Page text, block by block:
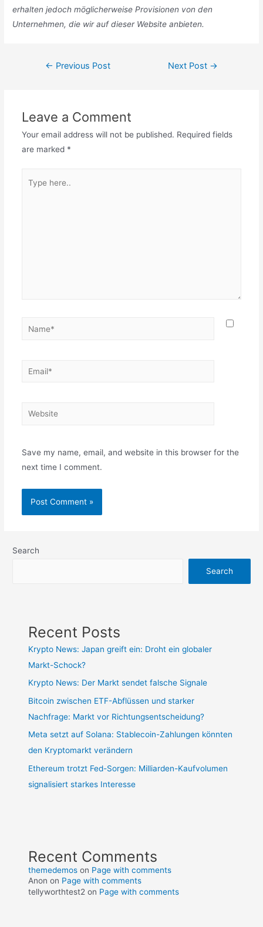
erhalten jedoch möglicherweise Provisionen von den
Unternehmen, die wir auf dieser Website anbieten.
Post← Previous Post Next Post →
Leave a Comment
Your email address will not be published. Required fields
are marked *
here..
Name*
Email*
Website
Save my name, email, and website in this browser for the
next time I comment.
Search
Search
Recent Posts
Krypto News: Japan greift ein: Droht ein globaler
Markt-Schock?
Krypto News: Der Markt sendet falsche Signale
Bitcoin zwischen ETF-Abflüssen und starker
Nachfrage: Markt vor Richtungsentscheidung?
Meta setzt auf Solana: Stablecoin-Zahlungen könnten
den Kryptomarkt verändern
Ethereum trotzt Fed-Sorgen: Milliarden-Kaufvolumen
signalisiert starkes Interesse
Recent Comments
themedemos on Page with comments
Anon on Page with comments
tellyworthtest2 on Page with comments